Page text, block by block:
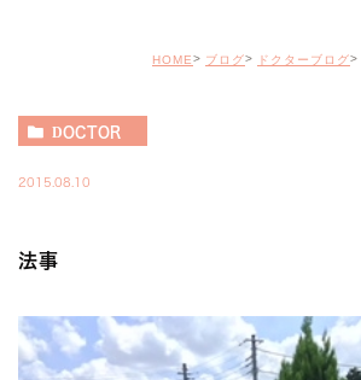
HOME ブログ ドクターブログ
DOCTOR
2015.08.10
法事